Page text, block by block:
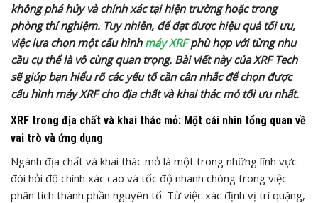
không phá hủy và chính xác tại hiện trường hoặc trong
phòng thí nghiệm. Tuy nhiên, để đạt được hiệu quả tối ưu,
việc lựa chọn một cấu hình máy XRFphù hợp với từng nhu
cầu cụ thể là vô cùng quan trọng. Bài viết này của XRF Tech
sẽ giúp bạn hiểu rõ các yếu tố cần cân nhắc để chọn được
cấu hình máy XRF cho địa chất và khai thác mỏ tối ưu nhất.
XRF trong địa chất và khai thác mỏ: Một cái nhìn tổng quan về
vai trò và ứng dụng
Ngành địa chất và khai thác mỏ là một trong những lĩnh vực
đòi hỏi độ chính xác cao và tốc độ nhanh chóng trong việc
phân tích thành phần nguyên tố. Từ việc xác định vị trí quặng,